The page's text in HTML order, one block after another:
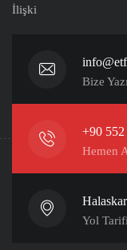
Bize
+90
Hemen
Yol